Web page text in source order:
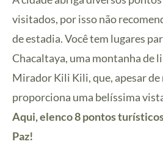
visitados, por isso não
de estadia. Você tem lugares
Chacaltaya, uma montanha de
Mirador Kili Kili, que, apesar
proporciona uma belíssima
Aqui, elenco 8 pontos
Paz!